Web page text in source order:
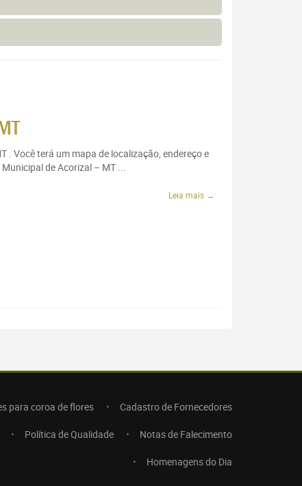
. Você terá um mapa de localização, endereço e
de Acorizal – MT ...
Leia mais →
para coroa de flores Cadastro de Fornecedores
Política de Qualidade Notas de Falecimento
Homenagens do Dia